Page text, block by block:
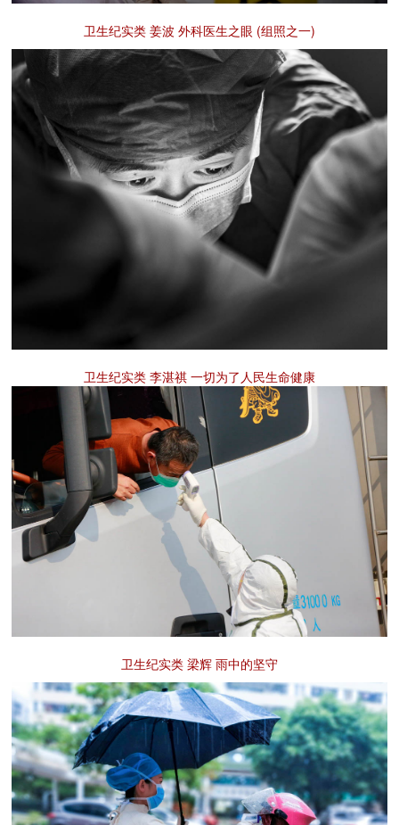
卫生纪实类 姜波 外科医生之眼 (组照之一)
卫生纪实类 李湛祺 一切为了人民生命健康
卫生纪实类 梁辉 雨中的坚守